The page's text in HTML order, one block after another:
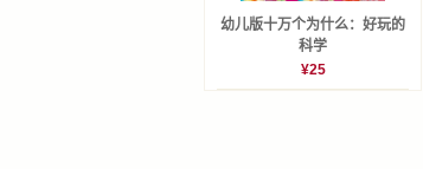
幼儿版十万个为什么：好玩的
科学
¥25